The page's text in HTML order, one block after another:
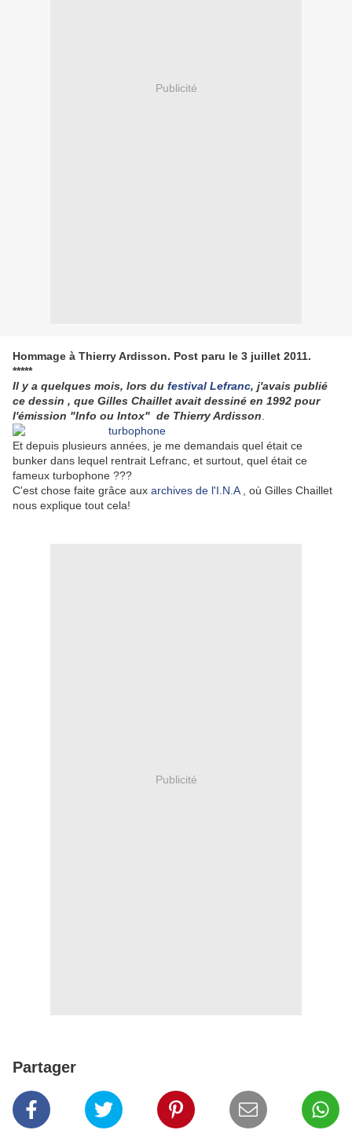
Publicité
Hommage à Thierry Ardisson. Post paru le 3 juillet 2011.
*****
Il y a quelques mois, lors du festival Lefranc, j'avais publié
ce dessin , que Gilles Chaillet avait dessiné en 1992 pour
l'émission "Info ou Intox" de Thierry Ardisson
Et depuis plusieurs années, je me demandais quel était ce
bunker dans lequel rentrait Lefranc, et surtout, quel était ce
fameux turbophone ???
C'est chose faite grâce aux archives de l'I.N.A, où Gilles Chaillet
nous explique tout cela!
Publicité
Partager